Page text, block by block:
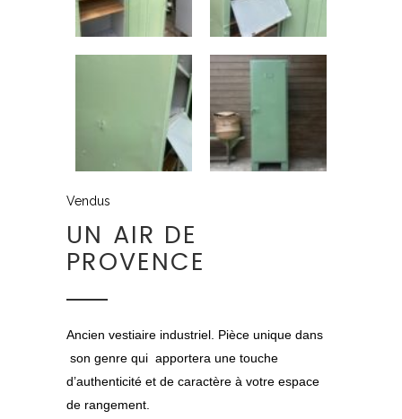
Vendus
UN AIR DE
PROVENCE
Ancien vestiaire industriel. Pièce unique dans
son genre qui apportera une touche
d’authenticité et de caractère à votre espace
de rangement.